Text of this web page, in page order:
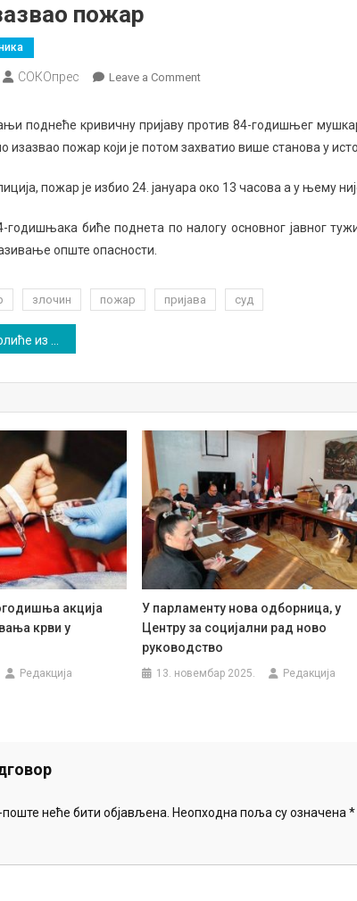
пожар
СОКОпрес Leave a Commenton
изазвао
поднеће кривичну пријаву против 84-годишњег
изазвао пожар који је потом захватио више станова у
пожар је избио 24. јануара око 13 часова а у њему
годишњака биће поднета по налогу основног јавног
опште опасности.
злочин пожар пријава суд
из Врмџе
акција
крви у
Редакција
У парламенту нова одборница, у
Центру за социјални рад ново
руководство
13. новембар 2025. Редакција
неће бити објављена. Неопходна поља су означена *